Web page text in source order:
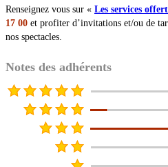
Renseignez vous sur « Les services
17 00 et profiter d’invitations et/ou de
nos spectacles.
Notes des adhérents